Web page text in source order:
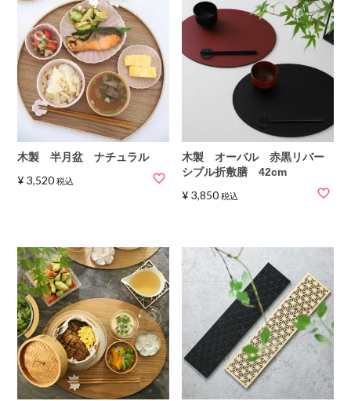
木製 半月盆 ナチュラル
¥ 3,520 税込
木製 オーバル 赤黒リバー
シブル折敷膳 42cm
¥ 3,850 税込